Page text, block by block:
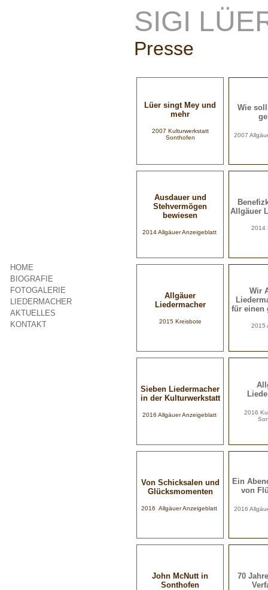
SIGI
Presse
HOME
BIOGRAFIE
FOTOGALERIE
LIEDERMACHER
AKTUELLES
KONTAKT
Lüer singt Mey und
mehr
2007 Kulturwerkstatt
Sonthofen
Wie
2007
Ausdauer und
Stehvermögen
bewiesen
2014 Allgäuer Anzeigeblatt
Allgäuer
2014
Allgäuer
Liedermacher
2015 Kreisbote
Wir
für einen
2015
Sieben Liedermacher
in der Kulturwerkstatt
2016 Allgäuer Anzeigeblatt 2016
Von Schicksalen und
Glücksmomenten
2016 Allgäuer Anzeigeblatt
Ein
von
2016
John McNutt in
Sonthofen
70